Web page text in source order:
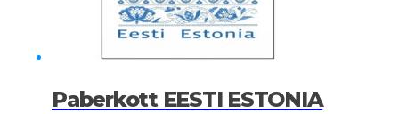
Paberkott EESTI ESTONIA